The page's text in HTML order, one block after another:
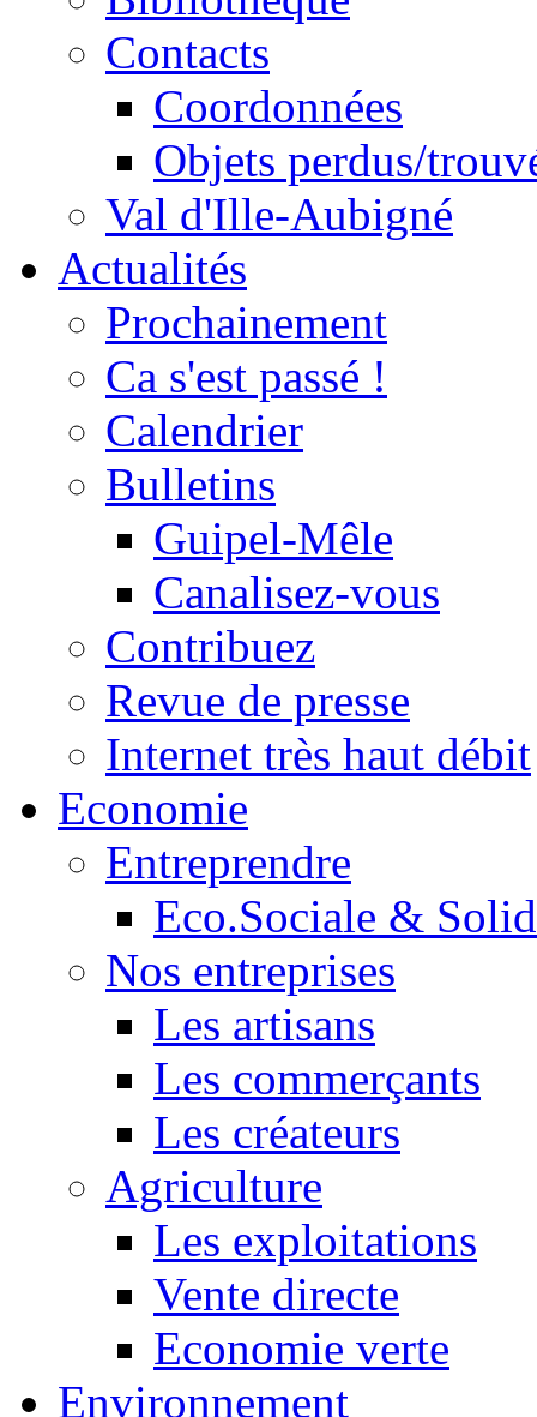
Contacts
Coordonnées
Objets perdus/
Val d'Ille-Aubigné
Actualités
Prochainement
Ca s'est passé !
Calendrier
Bulletins
Guipel-Mêle
Canalisez-vous
Contribuez
Revue de presse
Internet très haut débit
Economie
Entreprendre
Eco.Sociale &
Nos entreprises
Les artisans
Les commerçants
Les créateurs
Agriculture
Les exploitations
Vente directe
Economie verte
Environnement